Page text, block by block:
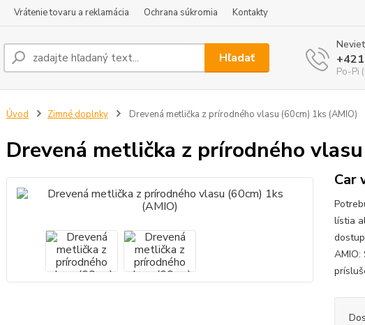
Vrátenie tovaru a reklamácia Ochrana súkromia Kontakty
Hľadať
Po-Pi
Úvod Zimné doplnky Drevená metlička z prírodného vlasu (60cm) 1ks (AMIO)
Drevená metlička z prírodného
Car
lístia